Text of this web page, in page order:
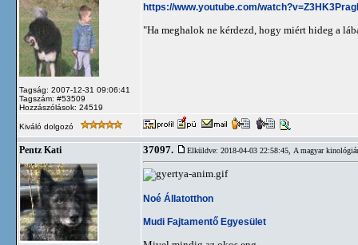
Tagság: 2007-12-31 09:06:41
Tagszám: #53509
Hozzászólások: 24519
https://www.youtube.com/
"Ha meghalok ne kérdezd, hogy miért hideg a
Kiváló dolgozó
Pentz Kati 37097. Elküldve: 2018-04-03 22:58:45, A magyar
Noé Állatotthon
Mudi Fajtamentő Egyesület